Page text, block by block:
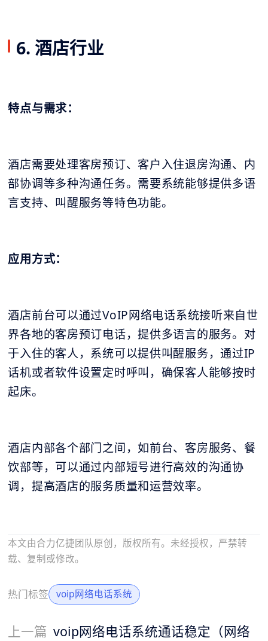
6. 酒店行业
特点与需求：
酒店需要处理客房预订、客户入住退房沟通、内
部协调等多种沟通任务。需要系统能够提供多语
言支持、叫醒服务等特色功能。
应用方式：
酒店前台可以通过VoIP网络电话系统接听来自世
界各地的客房预订电话，提供多语言的服务。对
于入住的客人，系统可以提供叫醒服务，通过IP
话机或者软件设置定时呼叫，确保客人能够按时
起床。
酒店内部各个部门之间，如前台、客房服务、餐
饮部等，可以通过内部短号进行高效的沟通协
调，提高酒店的服务质量和运营效率。
本文由合力亿捷团队原创，版权所有。未经授权，严禁转
载、复制或修改。
热门标签 voip网络电话系统
上一篇 voip网络电话系统通话稳定（网络